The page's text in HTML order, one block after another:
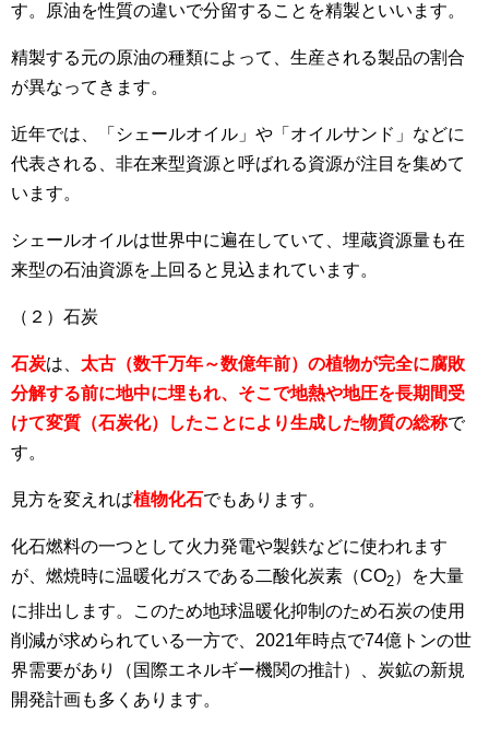
す。原油を性質の違いで分留することを精製といいます。
精製する元の原油の種類によって、生産される製品の割合
が異なってきます。
近年では、「シェールオイル」や「オイルサンド」などに
代表される、非在来型資源と呼ばれる資源が注目を集めて
います。
シェールオイルは世界中に遍在していて、埋蔵資源量も在
来型の石油資源を上回ると見込まれています。
（２）石炭
石炭は、 太古（数千万年～数億年前）の植物が完全に腐敗
分解する前に地中に埋もれ、そこで地熱や地圧を長期間受
けて変質（石炭化）したことにより生成した物質の総称で
す。
見方を変えれば植物化石でもあります。
化石燃料の一つとして火力発電や製鉄などに使われます
が、燃焼時に温暖化ガスである二酸化炭素（CO2）を大量
に排出します。このため地球温暖化抑制のため石炭の使用
削減が求められている一方で、2021年時点で74億トンの世
界需要があり（国際エネルギー機関の推計）、炭鉱の新規
開発計画も多くあります。